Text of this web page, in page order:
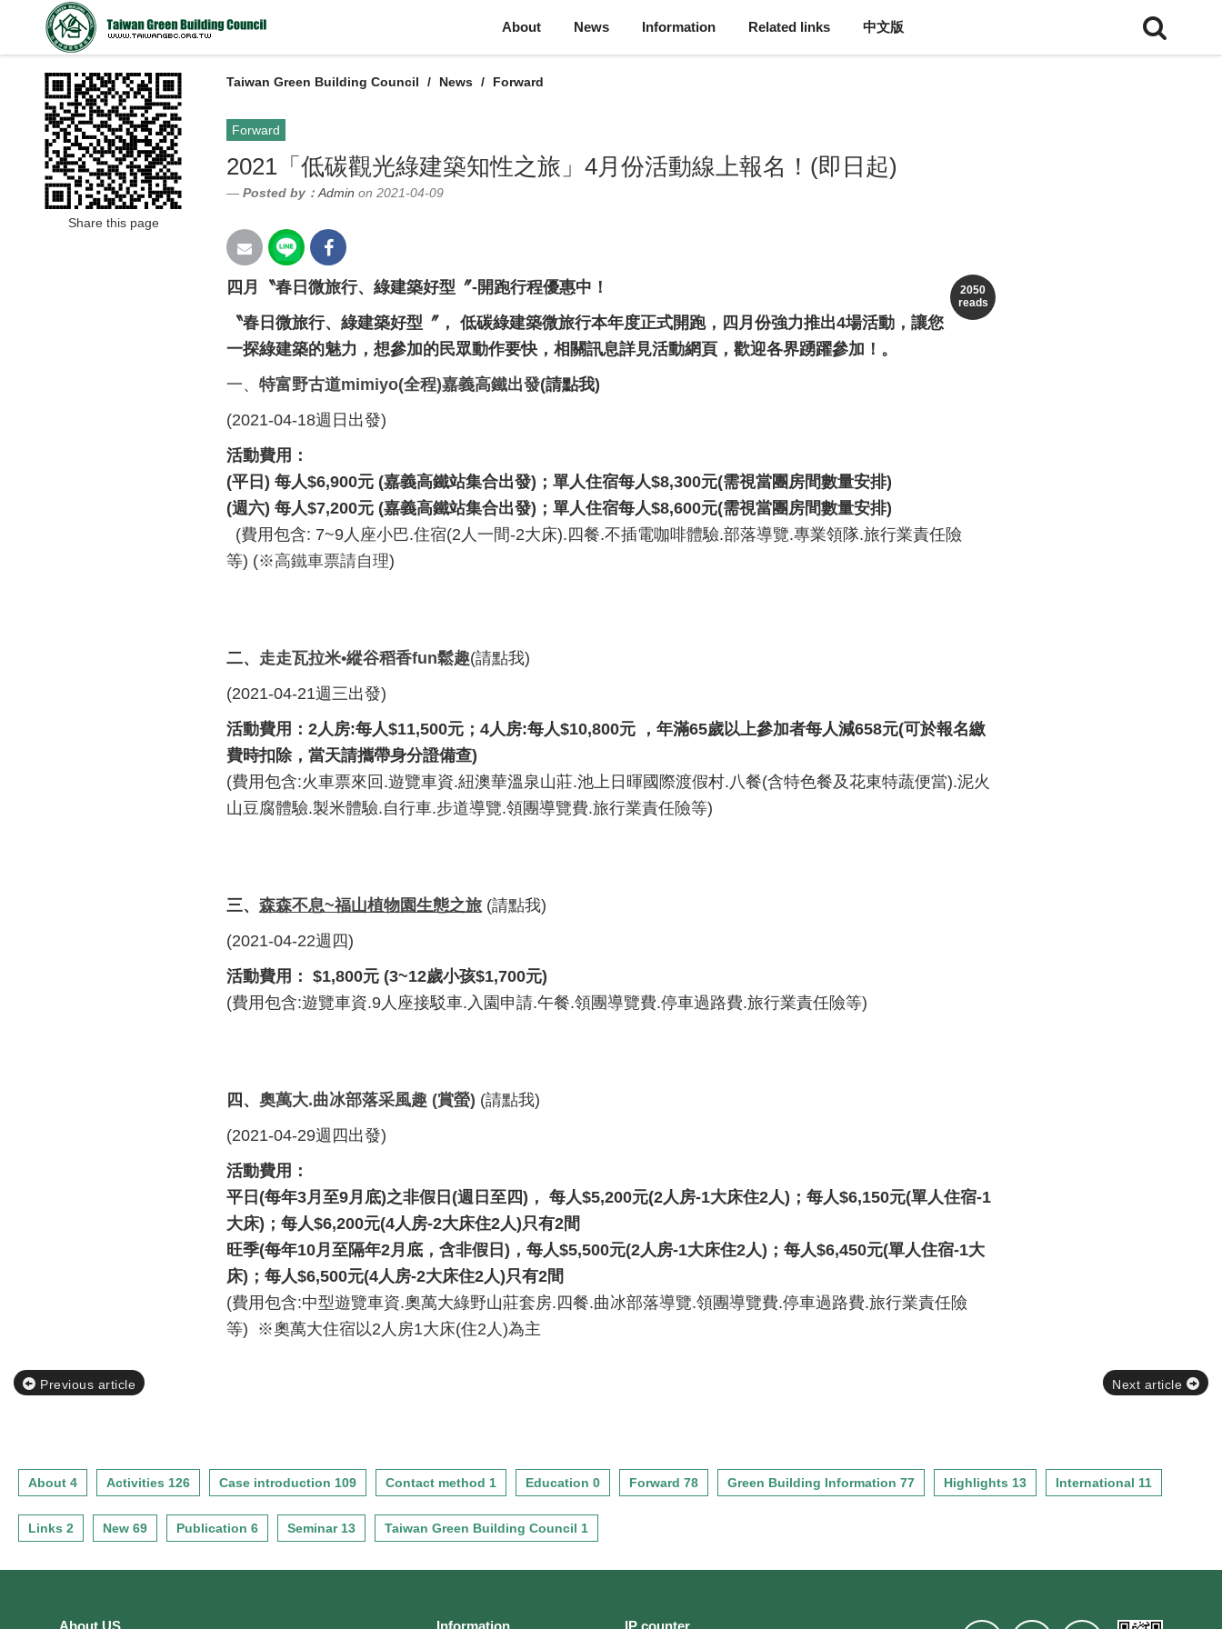
About News Information Related links 中文版
Taiwan Green Building Council News Forward
Forward
2021「低碳觀光綠建築知性之旅」4月份活動線上報名！(即日起)
Posted by： Admin on 2021-04-09
2050
reads
四月〝春日微旅行、綠建築好型〞-開跑行程優惠中！
〝春日微旅行、綠建築好型〞， 低碳綠建築微旅行本年度正式開跑，四月份強力推出4場活動，讓您
一探綠建築的魅力 ，想參加的民眾動作要快，相關訊息詳見活動網頁，歡迎各界踴躍參加！。
一、 特富野古道mimiyo(全程)嘉義高鐵出發(請點我)
(2021-04-18週日出發)
活動費用：
(平日 ) 每人$6,900元 (嘉義高鐵站集合出發) ；單人住宿每人$8,300元(需視當團房間數量安排)
(週六) 每人$7,200元 (嘉義高鐵站集合出發) ；單人住宿每人$8,600元(需視當團房間數量安排)
(費用包含: 7~9人座小巴.住宿(2人一間-2大床).四餐.不插電咖啡體驗.部落導覽.專業領隊.旅行業責任險
等) (※高鐵車票請自理)
二、 走走瓦拉米•縱谷稻香fun鬆趣(請點我)
(2021-04-21週三出發)
活動費用： 2人房:每人$11,500元； 4人房:每人$10,800元 ，年滿65歲以上參加者每人減658元(可於報名繳
費時扣除，當天請攜帶身分證備查)
(費用包含:火車票來回.遊覽車資.紐澳華溫泉山莊.池上日暉國際渡假村.八餐(含特色餐及花東特蔬便當).泥火
山豆腐體驗.製米體驗.自行車.步道導覽.領團導覽費.旅行業責任險等)
三、 森森不息~福山植物園生態之旅 (請點我)
(2021-04-22週四)
活動費用： $1,800元 (3~12歲小孩$1,700元)
(費用包含:遊覽車資.9人座接駁車.入園申請.午餐.領團導覽費.停車過路費.旅行業責任險等)
四、 奧萬大.曲冰部落采風趣 (賞螢) (請點我)
(2021-04-29週四出發)
活動費用：
平日 (每年3月至9月底)之非假日 (週日至四) ， 每人$5,200元(2人房-1大床住2人) ；每人$6,150元(單人住宿-1
大床) ；每人$6,200元(4人房-2大床住2人)只有2間
旺季(每年10月至隔年2月底，含非假日 ) ，每人$5,500元(2人房-1大床住2人) ；每人$6,450元(單人住宿-1大
床) ；每人$6,500元(4人房-2大床住2人)只有2間
(費用包含:中型遊覽車資.奧萬大綠野山莊套房.四餐.曲冰部落導覽.領團導覽費.停車過路費.旅行業責任險
等) ※奧萬大住宿以2人房1大床(住2人)為主
Share this page
Previous article Next article
About 4 Activities 126 Case introduction 109 Contact method 1 Education 0 Forward 78 Green Building Information 77 Highlights 13 International 11
Links 2 New 69 Publication 6 Seminar 13 Taiwan Green Building Council 1
About US Information IP counter